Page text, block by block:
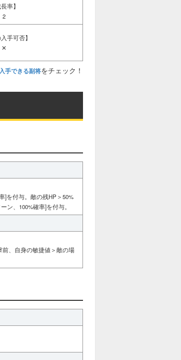
デバフ（種類や数問わず）
や数問わず）を解除
長率】
2
手可否】
✕
手できる副将をチェック！
]を付与。敵の残HP＞50%
ン、100%確率]を付与。
前、自身の敏捷値＞敵の場